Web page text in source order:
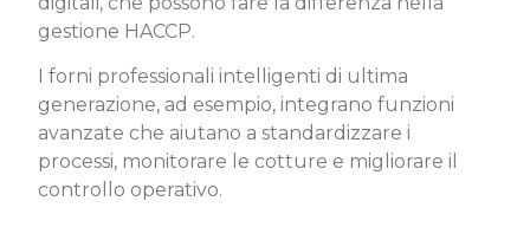
gestione HACCP.
I forni professionali intelligenti di ultima
generazione, ad esempio, integrano funzioni
avanzate che aiutano a standardizzare i
processi, monitorare le cotture e migliorare il
controllo operativo.